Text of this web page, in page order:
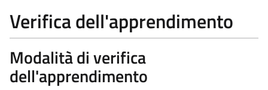
Verifica dell'apprendimento
Modalità di verifica
dell'apprendimento